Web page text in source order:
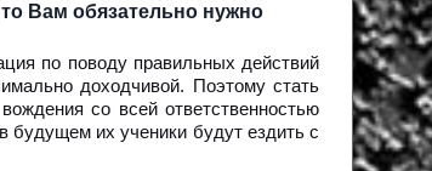
Вам обязательно нужно
по поводу правильных действий
доходчивой. Поэтому стать
со всей ответственностью
будущем их ученики будут ездить с